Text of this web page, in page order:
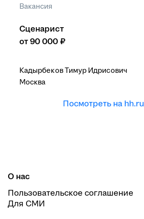
Вакансия
Сценарист
от 90 000 ₽
Кадырбеков Тимур Идрисович
Москва
Посмотреть на hh.ru
О нас
Пользовательское соглашение
Для СМИ